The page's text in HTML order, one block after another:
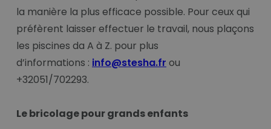
la manière la plus efficace possible. Pour ceux qui
préfèrent laisser effectuer le travail, nous plaçons
les piscines da A à Z. pour plus
d’informations : info@stesha.fr ou
+32051/702293.
Le bricolage pour grands enfants